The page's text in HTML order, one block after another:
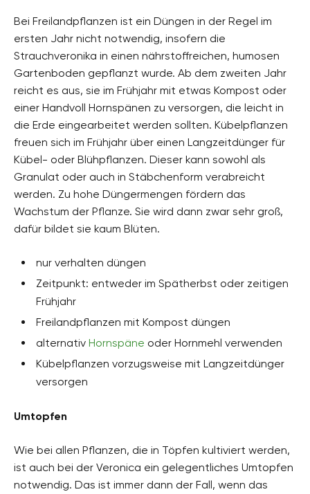
Bei Freilandpflanzen ist ein Düngen in der Regel im
ersten Jahr nicht notwendig, insofern die
Strauchveronika in einen nährstoffreichen, humosen
Gartenboden gepflanzt wurde. Ab dem zweiten Jahr
reicht es aus, sie im Frühjahr mit etwas Kompost oder
einer Handvoll Hornspänen zu versorgen, die leicht in
die Erde eingearbeitet werden sollten. Kübelpflanzen
freuen sich im Frühjahr über einen Langzeitdünger für
Kübel- oder Blühpflanzen. Dieser kann sowohl als
Granulat oder auch in Stäbchenform verabreicht
werden. Zu hohe Düngermengen fördern das
Wachstum der Pflanze. Sie wird dann zwar sehr groß,
dafür bildet sie kaum Blüten.
nur verhalten düngen
Zeitpunkt: entweder im Spätherbst oder zeitigen
Frühjahr
Freilandpflanzen mit Kompost düngen
alternativ Hornspäne oder Hornmehl verwenden
Kübelpflanzen vorzugsweise mit Langzeitdünger
versorgen
Umtopfen
Wie bei allen Pflanzen, die in Töpfen kultiviert werden,
ist auch bei der Veronica ein gelegentliches Umtopfen
notwendig. Das ist immer dann der Fall, wenn das